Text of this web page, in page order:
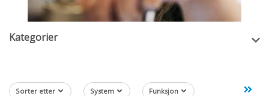
Kategorier
Sorter etter System Funksjon